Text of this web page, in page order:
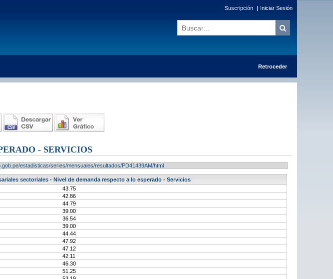
Suscripción | Iniciar Sesión
Retroceder
- SERVICIOS
estadisticas/series/mensuales/resultados/PD41439AM/html
sectoriales - Nivel de demanda respecto a lo esperado - Servicios
43.75
42.86
44.79
39.00
36.54
39.00
44.44
47.92
47.12
42.11
46.30
51.25